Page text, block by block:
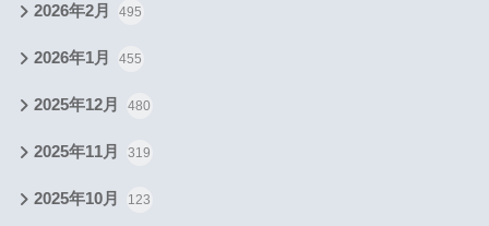
2026年2月 495
2026年1月 455
2025年12月 480
2025年11月 319
2025年10月 123